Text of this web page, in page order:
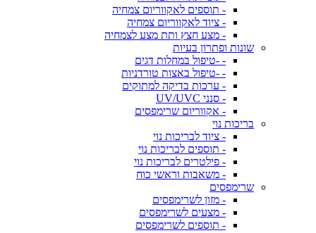
- תוספים לאקווריום צמחיה
- ציוד לאקווריום צמחיה
- מצע חצץ ותת מצע לצמחיה
שונות ופתרון בעיות
- -טיפול במחלות דגים
- -טיפול באצות טורדניות
- ערכות בדיקה למתוקים
- סנני UV/UVC
- אקווריום שרימפסים
בריכות נוי
- ציוד לבריכות נוי
- תוספים לבריכות נוי
- פילטרים לבריכות נוי
- משאבות וראשי כוח
שרימפסים
- מזון לשרימפסים
- מצעים לשרימפסים
- תוספים לשרימפסים